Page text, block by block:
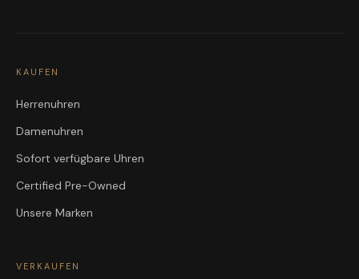
KAUFEN
Herrenuhren
Damenuhren
Sofort verfügbare Uhren
Certified Pre-Owned
Unsere Marken
VERKAUFEN